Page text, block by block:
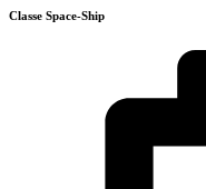
Classe Space-Ship